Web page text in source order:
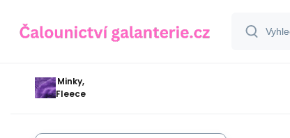
Minky,
Fleece